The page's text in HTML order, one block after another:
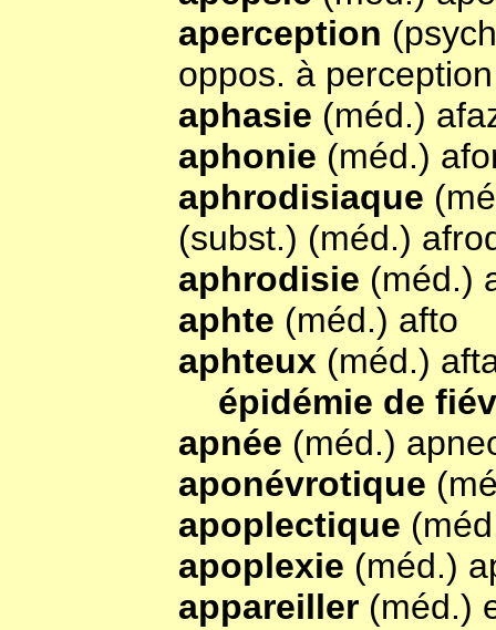
aperception
oppos. à
aphasie (méd.)
aphonie (méd.)
aphrodisiaque
(subst.) (méd.)
aphrodisie (méd.)
aphte (méd.) afto
aphteux (méd.)
épidémie de
apnée (méd.)
aponévrotique
apoplectique
apoplexie (méd.)
appareiller (méd.)